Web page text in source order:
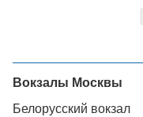
Вокзалы Москвы
Белорусский вокзал